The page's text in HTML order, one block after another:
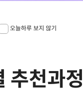
추천과정
오늘하루 보지 않기